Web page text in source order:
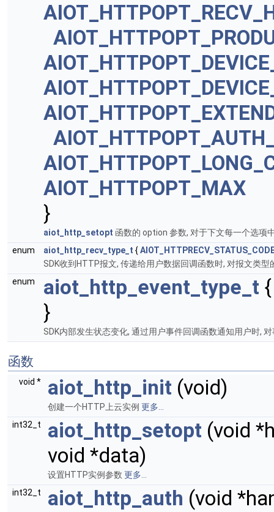
AIOT_HTTPOPT_MAX
}
aiot_http_setopt 函数的 option 参数, 对于下文每一个选项
enum
aiot_http_recv_type_t {
SDK收到HTTP报文, 传递给用户数据回调函数时, 对报文类型
enum
aiot_http_event_type_t
}
SDK内部发生状态变化, 通过用户事件回调函数通知用户时,
函数
void * aiot_http_init (void)
创建一个HTTP上云实例 更多...
int32_t
aiot_http_setopt (void
void *data)
设置HTTP实例参数 更多...
int32_t
aiot_http_auth (void